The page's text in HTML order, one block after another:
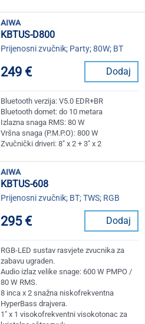
aiwa
KBTUS-D800
Prijenosni zvučnik; Party; 80W; BT
249 € Dodaj
Bluetooth verzija: V5.0 EDR+BR
Bluetooth domet: do 10 metara
Izlazna snaga RMS: 80 W
Vršna snaga (P.M.P.O): 800 W
Zvučnički driveri: 8" x 2 + 3" x 2
aiwa
KBTUS-608
Prijenosni zvučnik; BT; TWS; RGB
295 € Dodaj
RGB-LED sustav rasvjete zvucnika za
zabavu ugraden.
Audio izlaz velike snage: 600 W PMPO /
80 W RMS.
8 inca x 2 snažna niskofrekventna
HyperBass drajvera.
1" x 1 visokofrekventni visokotonac za